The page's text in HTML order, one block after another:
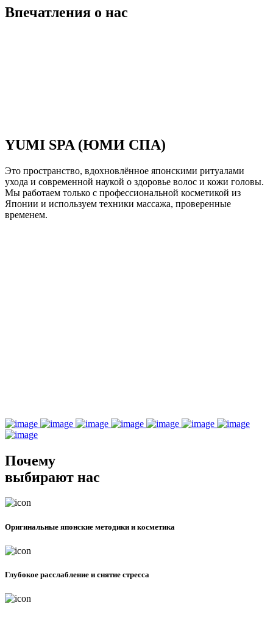
Впечатления о нас
YUMI SPA (ЮМИ СПА)
Это пространство, вдохновлённое японскими ритуалами
ухода и современной наукой о здоровье волос и кожи головы.
Мы работаем только с профессиональной косметикой из
Японии и используем техники массажа, проверенные
временем.
Почему
выбирают нас
Оригинальные японские методики и косметика
Глубокое расслабление и снятие стресса